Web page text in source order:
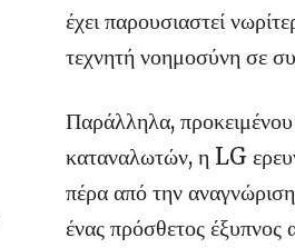
έχει παρουσιαστεί
τεχνητή νοημοσύνη σε
Παράλληλα, προκειμένου
καταναλωτών, η LG
πέρα από την
ένας πρόσθετος